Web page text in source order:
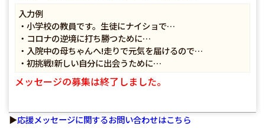
入力例
・小学校の教員です。生徒にナイショで…
・コロナの逆境に打ち勝つために…
・入院中の母ちゃんへ!走りで元気を届けるので…
・初挑戦!新しい自分に出会うために…
メッセージの募集は終了しました。
▶応援メッセージに関するお問い合わせはこちら